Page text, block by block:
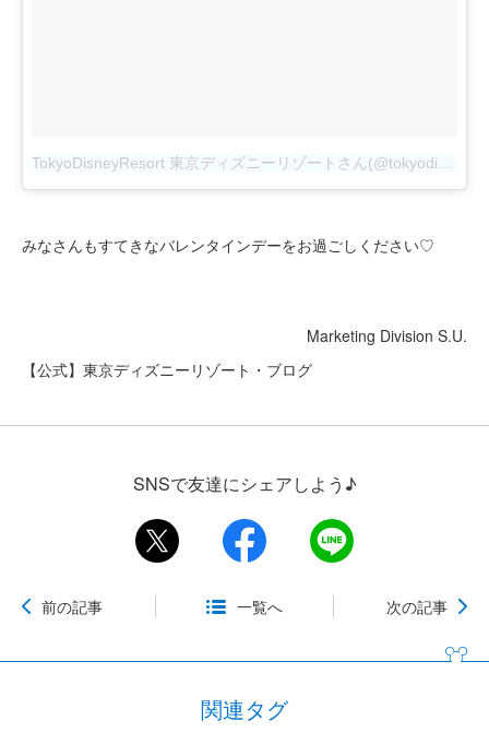
みなさんもすてきなバレンタインデーをお過ごしください♡
Marketing Division S.U.
【公式】東京ディズニーリゾート・ブログ
SNSで友達にシェアしよう♪
前の記事 一覧へ 次の記事
関連タグ